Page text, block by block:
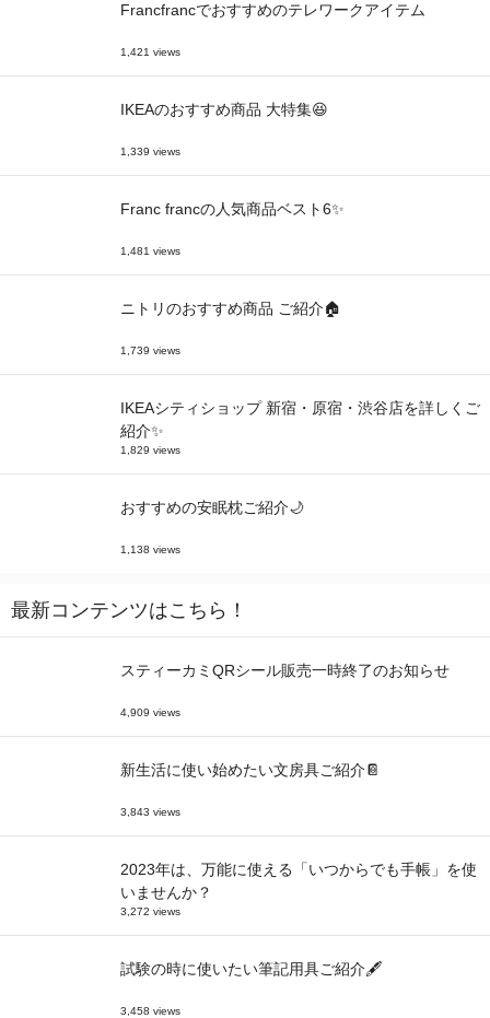
Francfrancでおすすめのテレワークアイテム
1,421 views
IKEAのおすすめ商品 大特集😆
1,339 views
Franc francの人気商品ベスト6✨
1,481 views
ニトリのおすすめ商品 ご紹介🏠
1,739 views
IKEAシティショップ 新宿・原宿・渋谷店を詳しくご
紹介✨
1,829 views
おすすめの安眠枕ご紹介🌙
1,138 views
最新コンテンツはこちら！
スティーカミQRシール販売一時終了のお知らせ
4,909 views
新生活に使い始めたい文房具ご紹介📔
3,843 views
2023年は、万能に使える「いつからでも手帳」を使
いませんか？
3,272 views
試験の時に使いたい筆記用具ご紹介🖋
3,458 views